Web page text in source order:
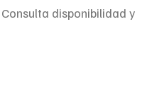
disponibilidad y